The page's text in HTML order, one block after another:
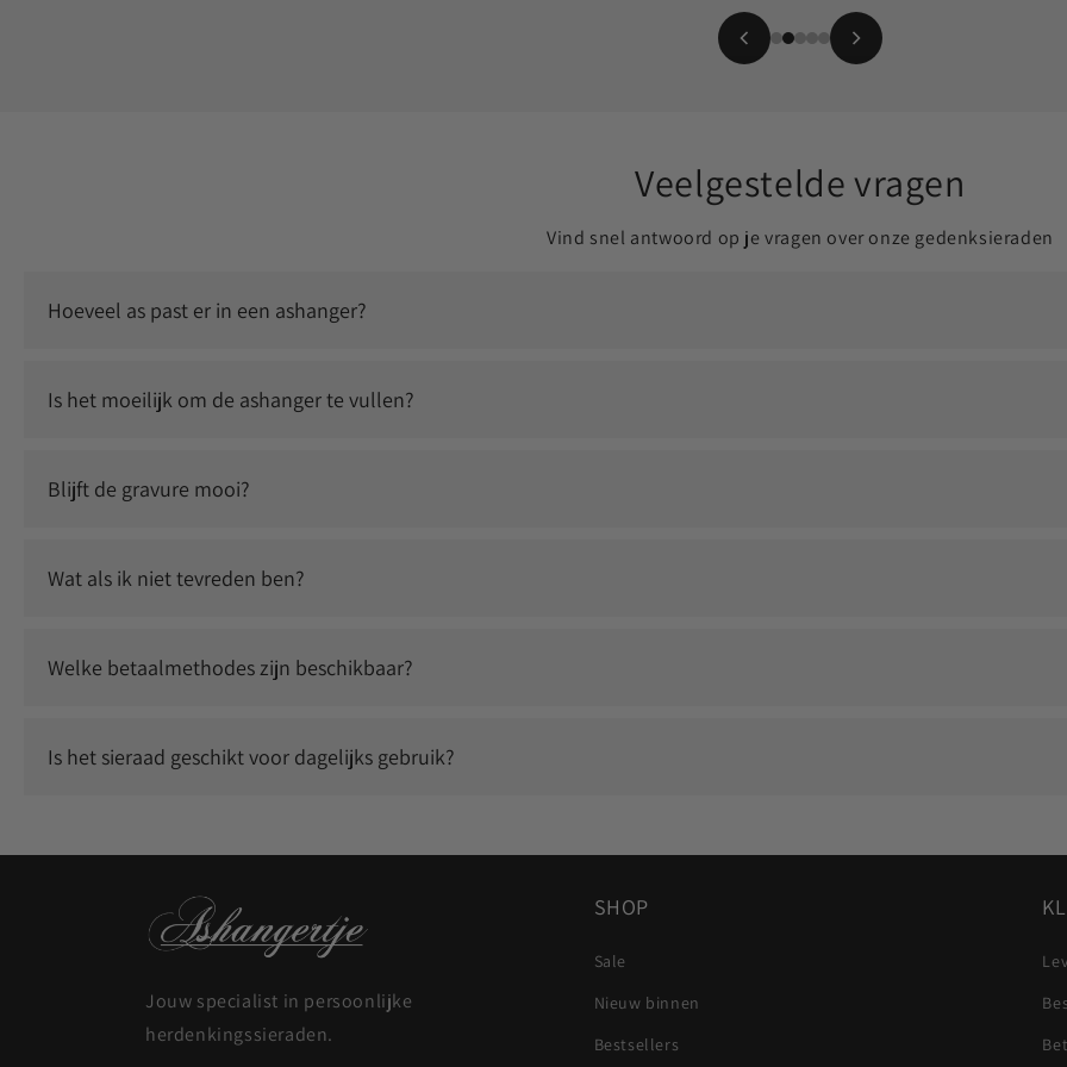
Veelgestelde vragen
Vind snel antwoord op je vragen over onze gedenksieraden
Hoeveel as past er in een ashanger?
Is het moeilijk om de ashanger te vullen?
Blijft de gravure mooi?
Wat als ik niet tevreden ben?
Welke betaalmethodes zijn beschikbaar?
Is het sieraad geschikt voor dagelijks gebruik?
Jouw specialist in persoonlijke
herdenkingssieraden.
SHOP
Sale
Nieuw binnen
Bestsellers